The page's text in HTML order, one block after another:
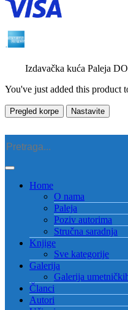
Izdavačka kuća Paleja
You've just added this product
Pregled korpe Nastavite
Home
O nama
Paleja
Poziv autorima
Stručna saradnja
Knjige
Sve kategorije
Galerija
Galerija
Članci
Autori